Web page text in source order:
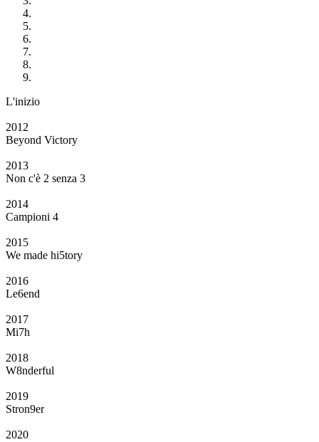
L'inizio
2012
Beyond Victory
2013
Non c'è 2 senza 3
2014
Campioni 4
2015
We made hi5tory
2016
Le6end
2017
Mi7h
2018
W8nderful
2019
Stron9er
2020